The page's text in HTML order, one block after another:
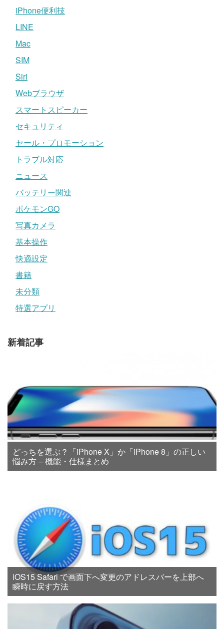
iPhone便利技
LINE
Mac
SIM
Siri
Webブラウザ
スマートスピーカー
セキュリティ
セール・プロモーション
トラブル対応
ニュース
バッテリー関連
ポケモンGO
写真カメラ
基本操作
快適設定
書籍
未分類
特選アプリ
新着記事
どっちを選ぶ？「iPhone X」か「iPhone 8」の正しい
悩み方 – 機能・仕様まとめ
iOS15 Safari で画面下へ変更のアドレスバーを上部へ
瞬時に戻す方法